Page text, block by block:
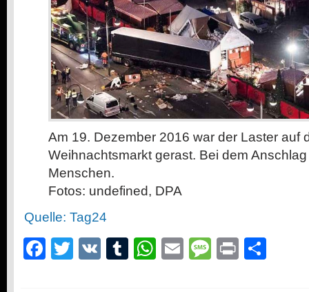
Am 19. Dezember 2016 war der Laster auf
Weihnachtsmarkt gerast. Bei dem
Menschen.
Fotos: undefined, DPA
Quelle: Tag24
Facebook
Twitter
VK Tumblr
WhatsApp
EmailMessage
Print